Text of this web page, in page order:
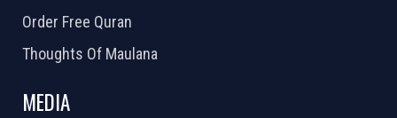
Order Free Quran
Thoughts Of Maulana
MEDIA